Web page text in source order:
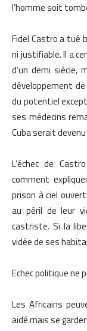
l’homme soit
Fidel Castro a tué
ni justifiable. Il a
d’un demi siècle,
développement
du potentiel
ses médecins
Cuba serait
L’échec de
comment
prison à ciel
au péril de leur
castriste. Si la
vidée de ses
Echec politique ne
Les Africains
aidé mais se